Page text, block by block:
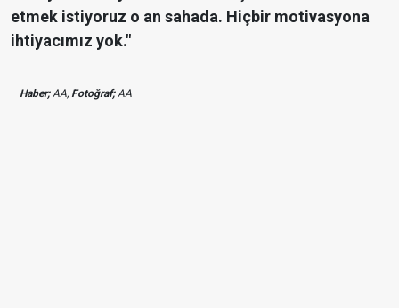
etmek istiyoruz o an sahada. Hiçbir motivasyona
ihtiyacımız yok."
Haber;AA, Fotoğraf;AA